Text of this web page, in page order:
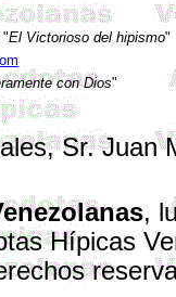
"El Victorioso del hipismo"
con Dios"
Sr. Juan
,
Hípicas